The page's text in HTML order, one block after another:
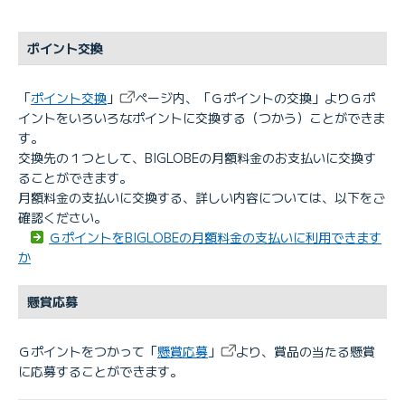
ポイント交換
「ポイント交換 」
ページ内、「Ｇポイントの交換」よりＧポ
イントをいろいろなポイントに交換する（つかう）ことができま
す。
交換先の１つとして、BIGLOBEの月額料金のお支払いに交換す
ることができます。
月額料金の支払いに交換する、詳しい内容については、以下をご
確認ください。
ＧポイントをBIGLOBEの月額料金の支払いに利用できます
か
懸賞応募
Ｇポイントをつかって「懸賞応募 」
より、賞品の当たる懸賞
に応募することができます。